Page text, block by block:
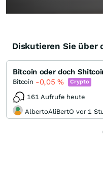
Diskutieren Sie über
Bitcoin oder doch
Bitcoin -0,05% Crypto
161 Aufrufe heute
AlbertoAliBertO vor 1